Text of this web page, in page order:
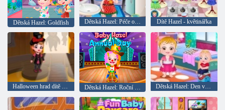
Dětská Hazel: Goldfish Dětská Hazel: Péče o zuby Dítě Hazel - květinářka
Halloween hrad dítě Hazel Dětská Hazel: Den v mateřské škole